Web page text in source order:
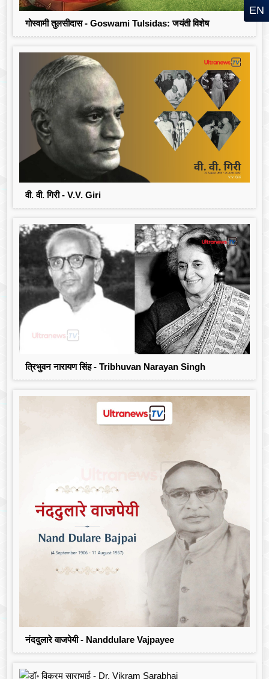
गोस्वामी तुलसीदास - Goswami Tulsidas: जयंती विशेष
वी. वी. गिरी - V.V. Giri
त्रिभुवन नारायण सिंह - Tribhuvan Narayan Singh
नंददुलारे वाजपेयी - Nanddulare Vajpayee
EN